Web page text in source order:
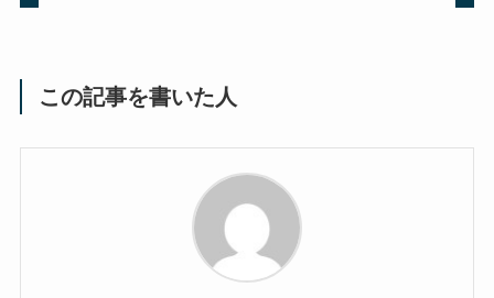
この記事を書いた人